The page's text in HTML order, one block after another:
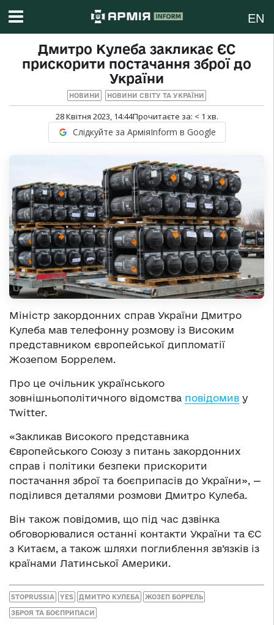
EN
Дмитро Кулеба закликає ЄС
прискорити постачання зброї до
України
НОВИНИ НОВИНИ СВІТУ ТА УКРАЇНИ
28 Квітня 2023, 14:44Прочитаєте за: < 1 хв.
Слідкуйте за АрміяInform в Google
Міністр закордонних справ України Дмитро
Кулеба мав телефонну розмову із Високим
представником європейської дипломатії
Жозепом Боррелем.
Про це очільник українського
зовнішньополітичного відомства повідомив у
Twitter.
«Закликав Високого представника
Європейського Союзу з питань закордонних
справ і політики безпеки прискорити
постачання зброї та боєприпасів до України», —
поділився деталями розмови Дмитро Кулеба.
Він також повідомив, що під час дзвінка
обговорювалися останні контакти України та ЄС
з Китаєм, а також шляхи поглиблення зв’язків із
країнами Латинської Америки.
STOPRUSSIA YES ДМИТРО КУЛЕБА ЖОЗЕП БОРРЕЛЬ
ЗБРОЯ ТА БОЄПРИПАСИ